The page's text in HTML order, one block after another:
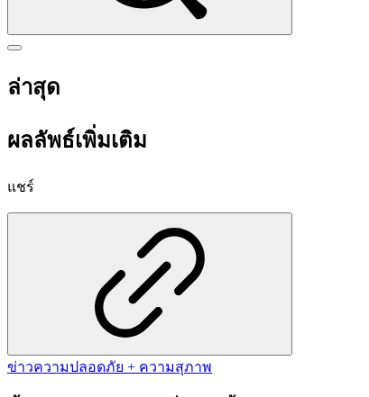
ล่าสุด
ผลลัพธ์เพิ่มเติม
แชร์
ข่าวความปลอดภัย + ความสุภาพ